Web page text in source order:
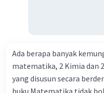
yang dilakukan dengan
Lembaga keuangan non
sebagai penggerak
Ada berapa banyak
matematika, 2 Kimia dan
yang disusun secara